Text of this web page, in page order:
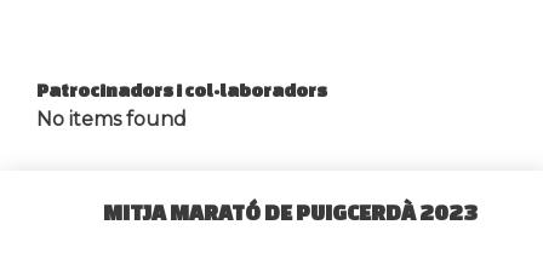
Patrocinadors i col·laboradors
No items found
MITJA MARATÓ DE PUIGCERDÀ 2023